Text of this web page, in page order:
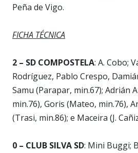
Peña de Vigo.
FICHA TÉCNICA
2 – SD COMPOSTELA: A. Cobo;
Rodríguez, Pablo Crespo,
Samu (Parapar, min.67); Adrián
min.76), Goris (Mateo, min.76),
(Trasi, min.86); e Maceira (J.
0 – CLUB SILVA SD: Mini Buggi;